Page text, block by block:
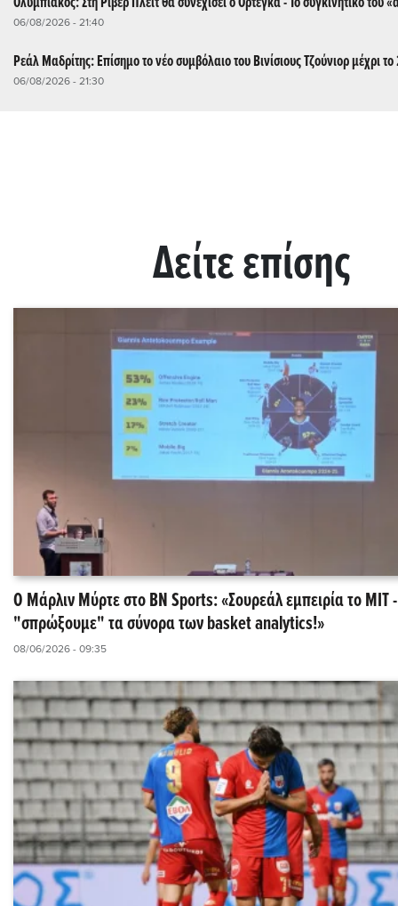
06/08/2026 - 21:40
Ρεάλ Μαδρίτης: Επίσημο το νέο συμβόλαιο του Βινίσιους Τζούνιορ μέχρι
06/08/2026 - 21:30
Δείτε επίσης
Ο Μάρλιν Μύρτε στο BN Sports: «Σουρεάλ εμπειρία το MIT
"σπρώξουμε" τα σύνορα των basket analytics!»
08/06/2026 - 09:35